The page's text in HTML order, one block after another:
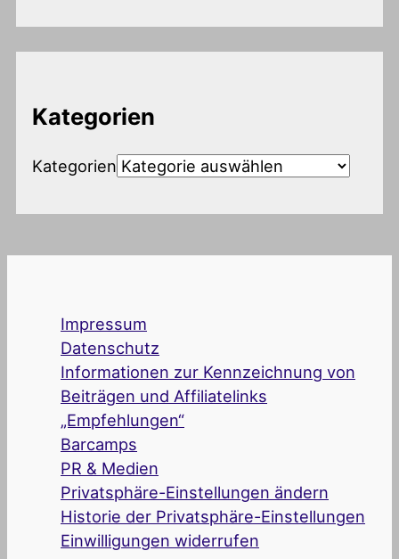
Kategorien
Kategorien
Impressum
Datenschutz
Informationen zur Kennzeichnung von
Beiträgen und Affiliatelinks
„Empfehlungen“
Barcamps
PR & Medien
Privatsphäre-Einstellungen ändern
Historie der Privatsphäre-Einstellungen
Einwilligungen widerrufen